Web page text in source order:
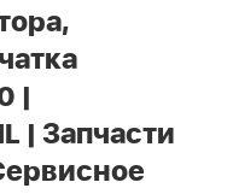
|
| Запчасти